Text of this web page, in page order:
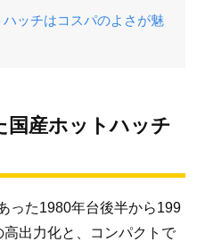
ッチはコスパのよさが魅
国産ホットハッチ
った1980年台後半から199
出力化と、コンパクトで